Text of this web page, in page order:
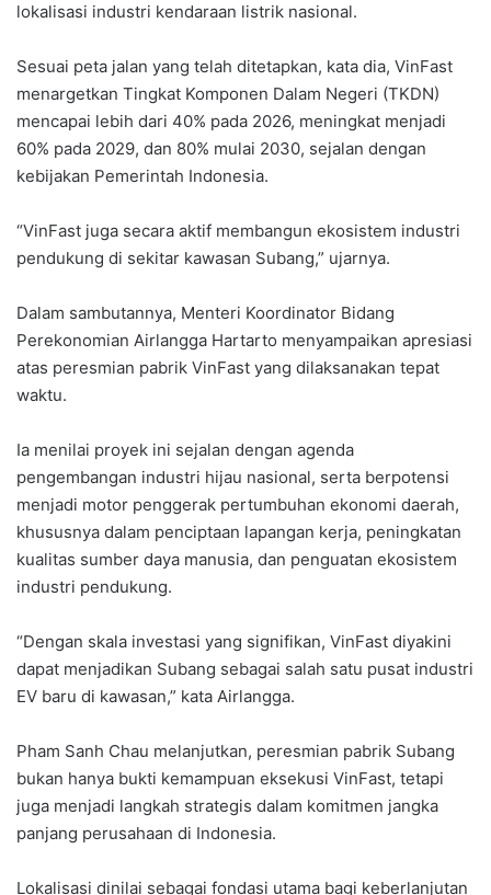
lokalisasi industri kendaraan listrik nasional.
Sesuai peta jalan yang telah ditetapkan, kata dia, VinFast
menargetkan Tingkat Komponen Dalam Negeri (TKDN)
mencapai lebih dari 40% pada 2026, meningkat menjadi
60% pada 2029, dan 80% mulai 2030, sejalan dengan
kebijakan Pemerintah Indonesia.
“VinFast juga secara aktif membangun ekosistem industri
pendukung di sekitar kawasan Subang,” ujarnya.
Dalam sambutannya, Menteri Koordinator Bidang
Perekonomian Airlangga Hartarto menyampaikan apresiasi
atas peresmian pabrik VinFast yang dilaksanakan tepat
waktu.
Ia menilai proyek ini sejalan dengan agenda
pengembangan industri hijau nasional, serta berpotensi
menjadi motor penggerak pertumbuhan ekonomi daerah,
khususnya dalam penciptaan lapangan kerja, peningkatan
kualitas sumber daya manusia, dan penguatan ekosistem
industri pendukung.
“Dengan skala investasi yang signifikan, VinFast diyakini
dapat menjadikan Subang sebagai salah satu pusat industri
EV baru di kawasan,” kata Airlangga.
Pham Sanh Chau melanjutkan, peresmian pabrik Subang
bukan hanya bukti kemampuan eksekusi VinFast, tetapi
juga menjadi langkah strategis dalam komitmen jangka
panjang perusahaan di Indonesia.
Lokalisasi dinilai sebagai fondasi utama bagi keberlanjutan